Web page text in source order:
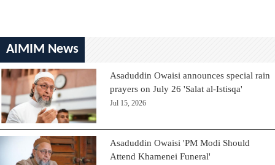
AIMIM News
Asaduddin Owaisi announces special rain
prayers on July 26 'Salat al-Istisqa'
Jul 15, 2026
Asaduddin Owaisi 'PM Modi Should
Attend Khamenei Funeral'